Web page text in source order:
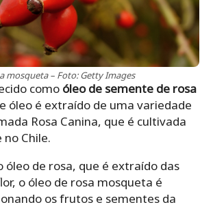
mosqueta – Foto: Getty Images
como óleo de semente de rosa
óleo é extraído de uma variedade
Rosa Canina, que é cultivada
Chile.
óleo de rosa, que é extraído das
o óleo de rosa mosqueta é
os frutos e sementes da